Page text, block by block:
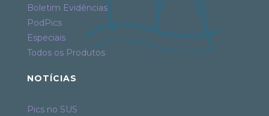
Boletim Evidências
PodPics
Especiais
Todos os Produtos
NOTÍCIAS
Pics no SUS